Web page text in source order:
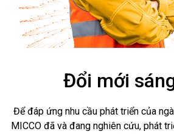
Đổi mới
Để đáp ứng nhu cầu phát triển của
MICCO đã và đang nghiên cứu, phát